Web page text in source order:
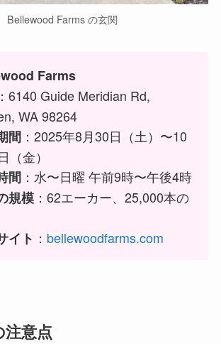
Bellewood Farms の玄関
Farms
：6140 Guide Meridian Rd,
WA 98264
間 ：2025年8月30日（土）〜10
（金）
間 ：水〜日曜 午前9時〜午後4時
規模 ：62エーカー、25,000本の
イト ： bellewoodfarms.com
意点